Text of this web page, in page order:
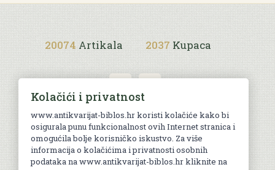
20074 Artikala 2037 Kupaca
Uvjeti kupnje
Kolačići i privatnost
www.antikvarijat-biblos.hr koristi kolačiće kako bi
osigurala punu funkcionalnost ovih Internet stranica i
omogućila bolje korisničko iskustvo. Za više
informacija o kolačićima i privatnosti osobnih
podataka na www.antikvarijat-biblos.hr kliknite na